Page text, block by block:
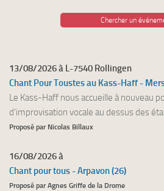
Chercher un
13/08/2026 à L-7540 Rollingen
Chant Pour Toustes au Kass-Haff -
Le Kass-Haff nous accueille à nouveau
d'improvisation vocale au dessus des
Proposé par Nicolas Billaux
16/08/2026 à
Chant pour tous - Arpavon (26)
Proposé par Agnes Griffe de la Drome